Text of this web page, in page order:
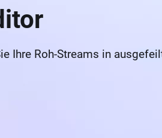
Ihre Roh-Streams in